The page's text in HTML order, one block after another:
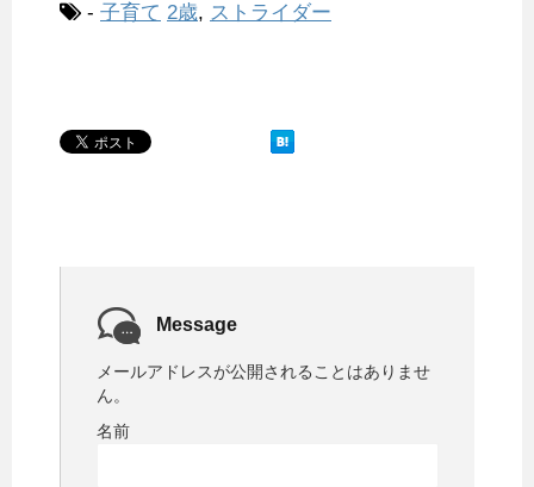
- 子育て 2歳, ストライダー
Message
メールアドレスが公開されることはありませ
ん。
名前